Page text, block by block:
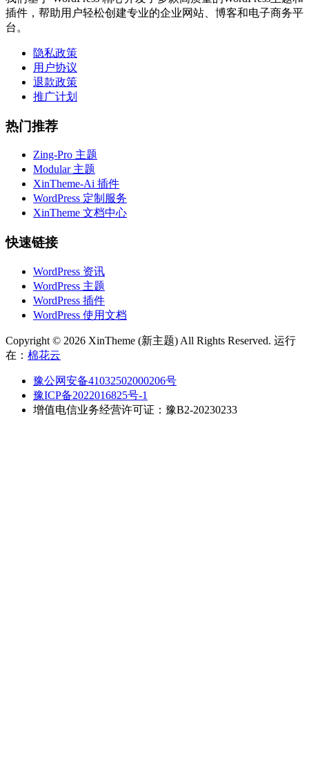
插件，帮助用户轻松创建专业的企业网站、博客和电子商务平
台。
隐私政策
用户协议
退款政策
推广计划
热门推荐
Zing-Pro 主题
Modular 主题
XinTheme-Ai 插件
WordPress 定制服务
XinTheme 文档中心
快速链接
WordPress 资讯
WordPress 主题
WordPress 插件
WordPress 使用文档
Copyright © 2026 XinTheme (新主题) All Rights Reserved. 运行
在： 棉花云
豫公网安备41032502000206号
豫ICP备2022016825号-1
增值电信业务经营许可证：豫B2-20230233